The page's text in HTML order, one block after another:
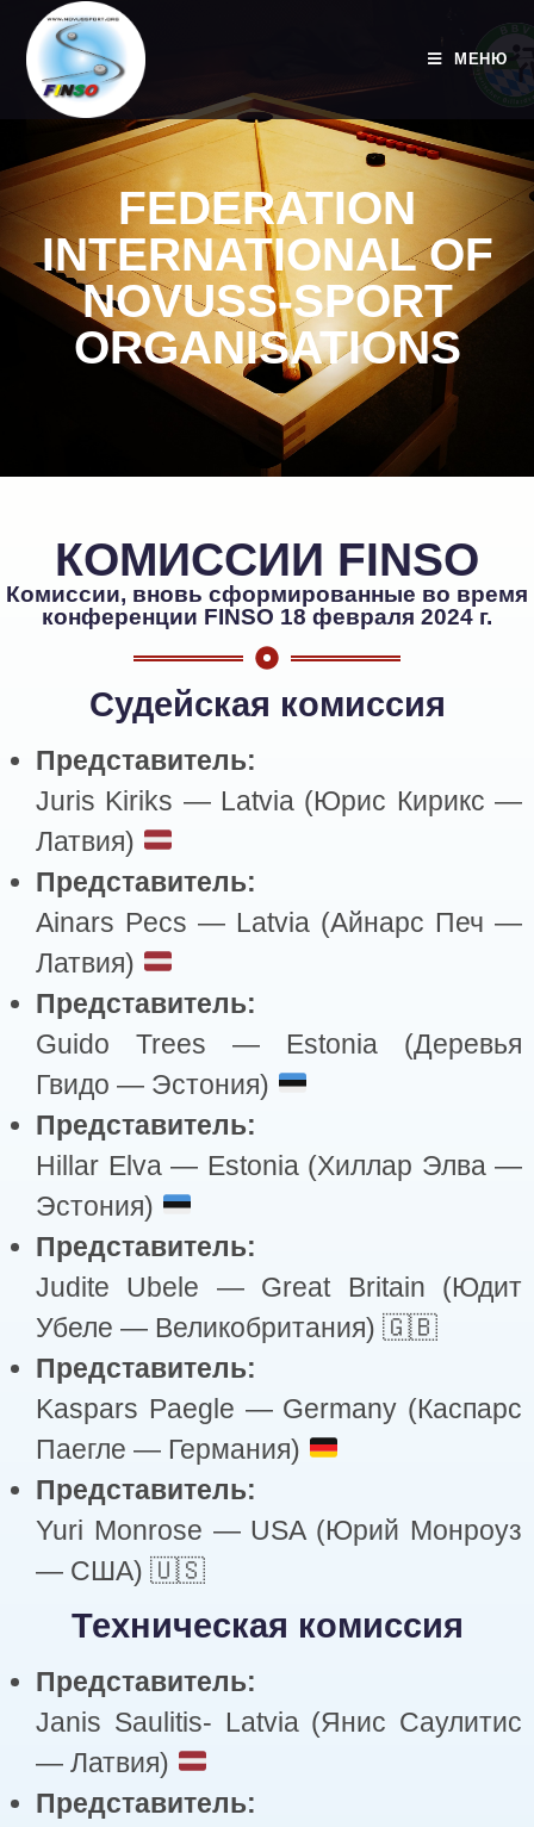
МЕНЮ
FEDERATION
INTERNATIONAL OF
NOVUSS-SPORT
ORGANISATIONS
КОМИССИИ FINSO
Комиссии, вновь сформированные во время
конференции FINSO 18 февраля 2024 г.
Судейская комиссия
Представитель:
Juris Kiriks — Latvia (Юрис Кирикс —
Латвия)
Представитель:
Ainars Pecs — Latvia (Айнарс Печ —
Латвия)
Представитель:
Guido Trees — Estonia (Деревья
Гвидо — Эстония)
Представитель:
Hillar Elva — Estonia (Хиллар Элва —
Эстония)
Представитель:
Judite Ubele — Great Britain (Юдит
Убеле — Великобритания) 🇬🇧
Представитель:
Kaspars Paegle — Germany (Каспарс
Паегле — Германия)
Представитель:
Yuri Monrose — USA (Юрий Монроуз
— США) 🇺🇸
Техническая комиссия
Представитель:
Janis Saulitis- Latvia (Янис Саулитис
— Латвия)
Представитель: